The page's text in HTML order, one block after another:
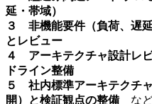
延・帯域）
３ 非機能要件（負荷、遅
とレビュー
４ アーキテクチャ設計レ
ドライン整備
５ 社内標準アーキテクチ
開）と検証観点の整備 な